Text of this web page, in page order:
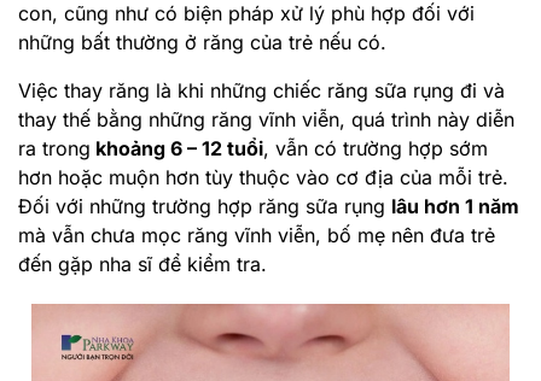
con, cũng như có biện pháp xử lý phù hợp đối với
những bất thường ở răng của trẻ nếu có.
Việc thay răng là khi những chiếc răng sữa rụng đi và
thay thế bằng những răng vĩnh viễn, quá trình này diễn
ra trong khoảng 6 – 12 tuổi, vẫn có trường hợp sớm
hơn hoặc muộn hơn tùy thuộc vào cơ địa của mỗi trẻ.
Đối với những trường hợp răng sữa rụng lâu hơn 1 năm
mà vẫn chưa mọc răng vĩnh viễn, bố mẹ nên đưa trẻ
đến gặp nha sĩ để kiểm tra.